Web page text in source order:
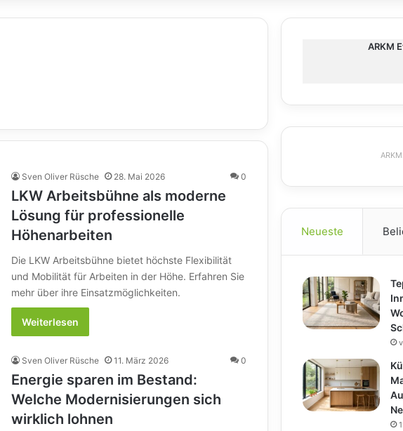
Sven Oliver Rüsche 28. Mai 2026 0
LKW Arbeitsbühne als moderne
Lösung für professionelle
Höhenarbeiten
Die LKW Arbeitsbühne bietet höchste Flexibilität
und Mobilität für Arbeiten in der Höhe. Erfahren Sie
mehr über ihre Einsatzmöglichkeiten.
Weiterlesen
Sven Oliver Rüsche 11. März 2026 0
Energie sparen im Bestand:
Welche Modernisierungen sich
wirklich lohnen
ARKM
Neueste